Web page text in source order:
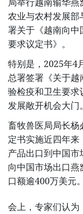
农业与农村发展
署关于《越南向中
要求议定书》。
特别是，2025年4
总署签署《关于
验检疫和卫生要
发展敞开机会大门。
畜牧兽医局局长杨
定书实施近四年
产品出口到中国
向中国市场出口
口额逾400万美元。
会上，专家们认